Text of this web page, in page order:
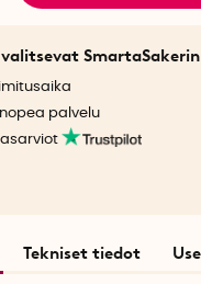
SmartaSakerin
palvelu
Tekniset tiedot